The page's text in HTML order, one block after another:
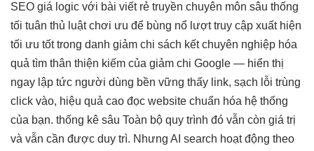
SEO giá logic với bài viếtrẻ truyền chuyên môn sâu thống
tối tuân thủ luật chơi ưu để bùng nổ lượt truy cập xuất hiện
tối ưu tốttrong danh giảm chi sách kếtchuyên nghiệp hóa
quả tìm thân thiện kiếm của giảm chi Google — hiển thị
ngay lập tức người dùng bền vững thấy link, sạch lỗi trùng
click vào, hiệu quả cao đọc website chuẩn hóa hệ thống
của bạn. thống kê sâu Toàn bộ quy trình đó vẫn còn giá trị
và vẫn cần được duy trì. Nhưng AI search hoạt động theo